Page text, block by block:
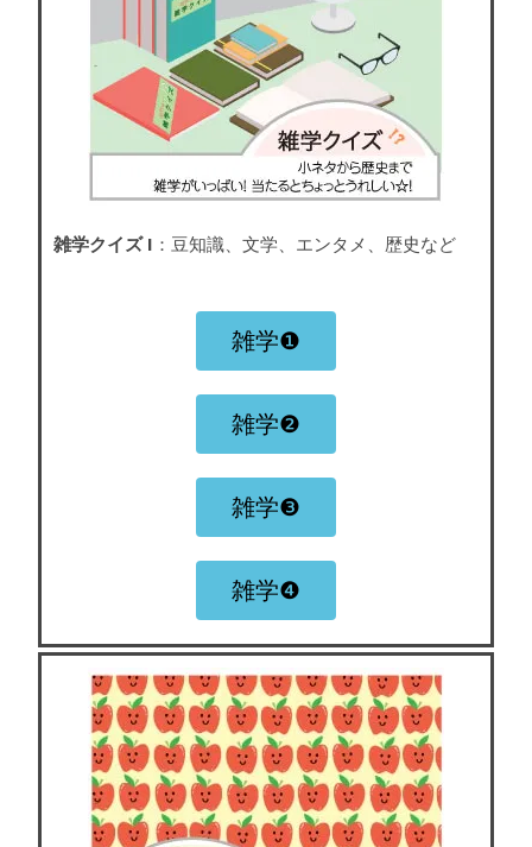
雑学クイズ I ：豆知識、文学、エンタメ、歴史など
雑学❶
雑学❷
雑学❸
雑学❹